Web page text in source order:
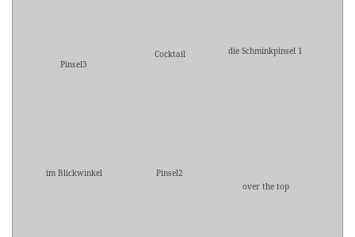
Pinsel3
Cocktail die Schminkpinsel 1
im Blickwinkel
Pinsel2
over the top